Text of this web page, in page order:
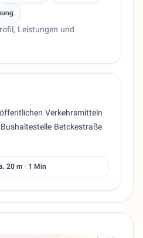
Leistungen und
Verkehrsmitteln
Betckestraße
20 m · 1 Min